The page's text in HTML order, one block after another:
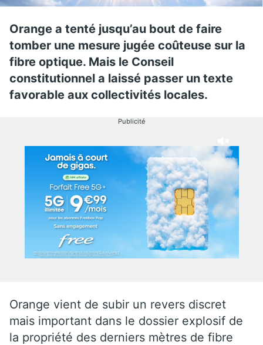
Orange a tenté jusqu’au bout de faire
tomber une mesure jugée coûteuse sur la
fibre optique. Mais le Conseil
constitutionnel a laissé passer un texte
favorable aux collectivités locales.
Publicité
Orange vient de subir un revers discret
mais important dans le dossier explosif de
la propriété des derniers mètres de fibre